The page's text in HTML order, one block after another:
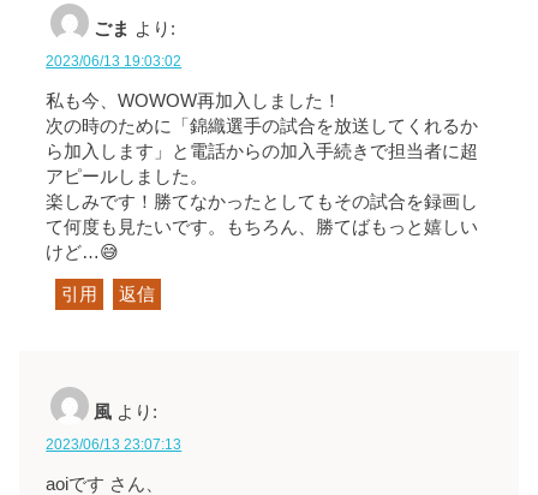
ごま より:
2023/06/13 19:03:02
私も今、WOWOW再加入しました！
次の時のために「錦織選手の試合を放送してくれるか
ら加入します」と電話からの加入手続きで担当者に超
アピールしました。
楽しみです！勝てなかったとしてもその試合を録画し
て何度も見たいです。もちろん、勝てばもっと嬉しい
けど…😅
引用 返信
風 より:
2023/06/13 23:07:13
aoiです さん、